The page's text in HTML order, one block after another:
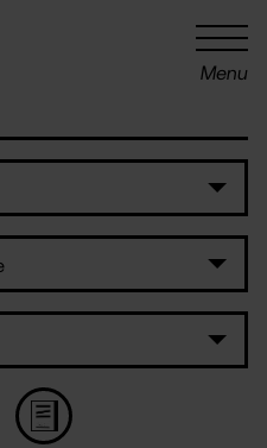
Menu